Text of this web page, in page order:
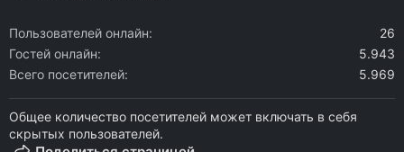
Пользователей онлайн
26
Гостей онлайн
5.943
Всего посетителей
5.969
Общее количество посетителей может включать в себя
скрытых пользователей.